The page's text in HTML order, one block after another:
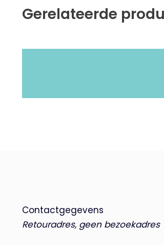
Gerelateerde
Contactgegevens
Retouradres, geen bezoekadres